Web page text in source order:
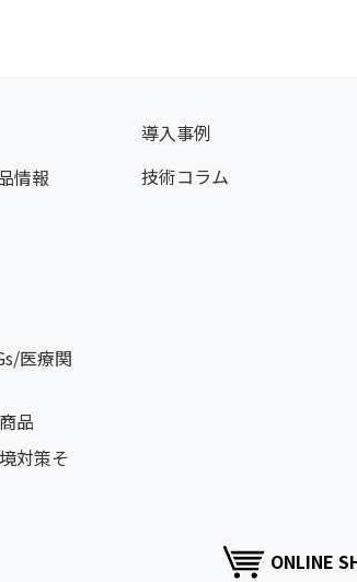
情報
医療関
品
対策そ
導入事例
技術コラム
ONLINE